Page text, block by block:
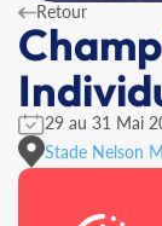
Retour
29 au 31 Mai
Stade Nelson